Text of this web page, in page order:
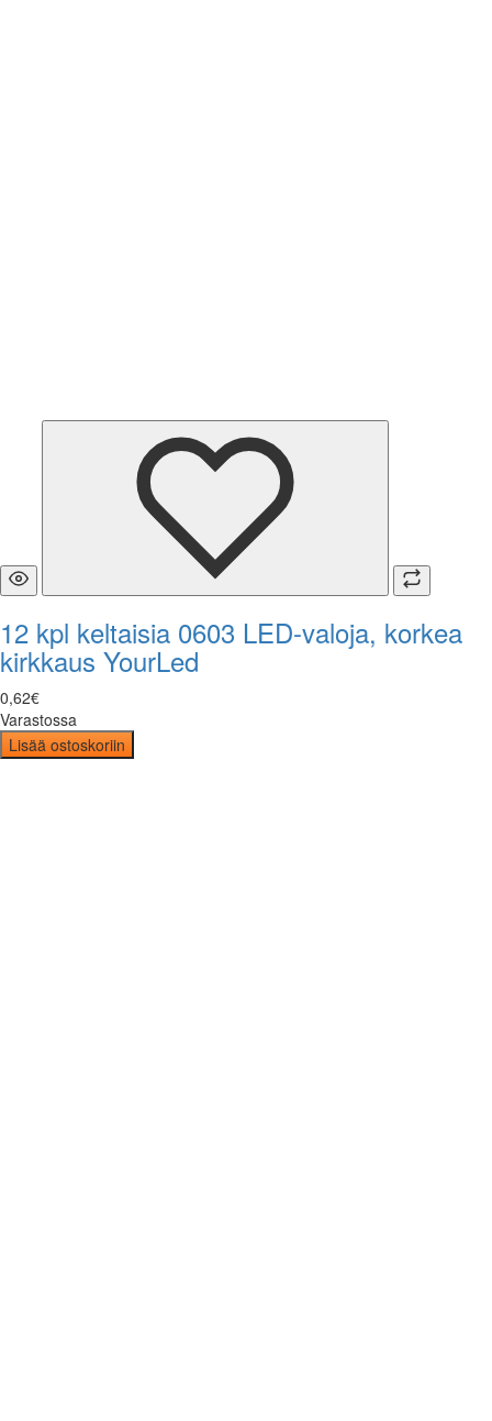
12 kpl keltaisia 0603 LED-valoja, korkea
kirkkaus YourLed
0,62€
Varastossa
Lisää ostoskoriin